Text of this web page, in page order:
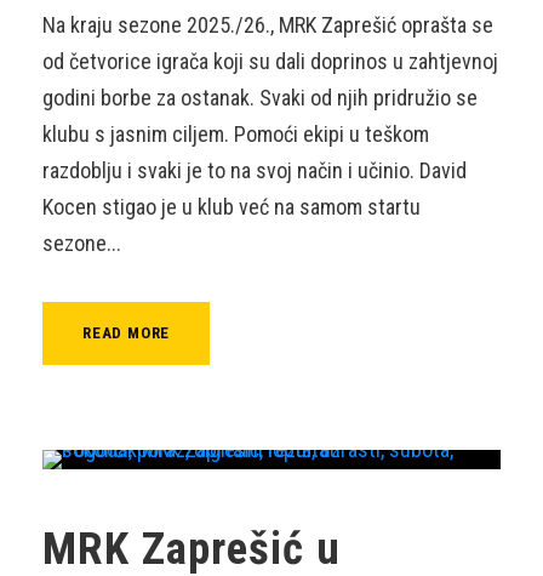
Na kraju sezone 2025./26., MRK Zaprešić oprašta se
od četvorice igrača koji su dali doprinos u zahtjevnoj
godini borbe za ostanak. Svaki od njih pridružio se
klubu s jasnim ciljem. Pomoći ekipi u teškom
razdoblju i svaki je to na svoj način i učinio. David
Kocen stigao je u klub već na samom startu
sezone...
READ MORE
MRK Zaprešić u